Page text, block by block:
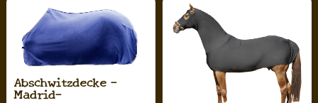
Abschwitzdecke -
Madrid-